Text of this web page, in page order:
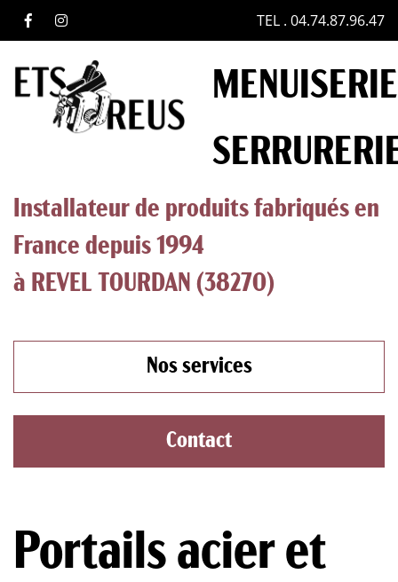
TEL . 04.74.87.96.47
MENUISERIE
Installateur de produits fabriqués en
France depuis 1994
à REVEL TOURDAN (38270)
Nos services
Contact
Portails acier et